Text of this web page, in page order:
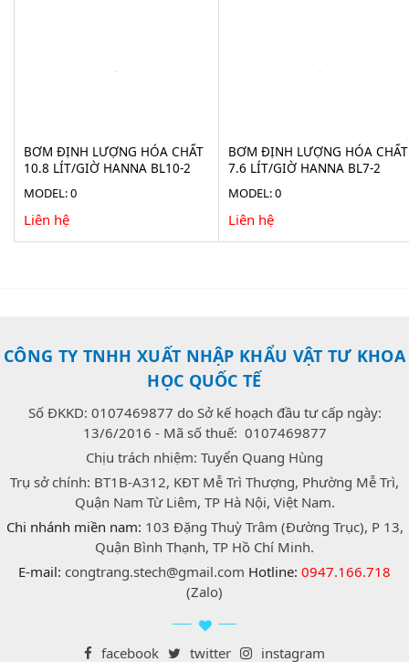
BƠM ĐỊNH LƯỢNG HÓA CHẤT
10.8 LÍT/GIỜ HANNA BL10-2
MODEL: 0
Liên hệ
BƠM ĐỊNH LƯỢNG HÓA CHẤT
7.6 LÍT/GIỜ HANNA BL7-2
MODEL: 0
Liên hệ
CÔNG TY TNHH XUẤT NHẬP KHẨU VẬT TƯ KHOA
HỌC QUỐC TẾ
Số ĐKKD: 0107469877 do Sở kế hoạch đầu tư cấp ngày:
13/6/2016 - Mã số thuế: 0107469877
Chịu trách nhiệm: Tuyển Quang Hùng
Trụ sở chính: BT1B-A312, KĐT Mễ Trì Thượng, Phường Mễ Trì,
Quận Nam Từ Liêm, TP Hà Nội, Việt Nam.
Chi nhánh miền nam: 103 Đặng Thuỳ Trâm (Đường Trục), P 13,
Quận Bình Thạnh, TP Hồ Chí Minh.
E-mail: congtrang.stech@gmail.com Hotline: 0947.166.718
(Zalo)
facebook twitter instagram